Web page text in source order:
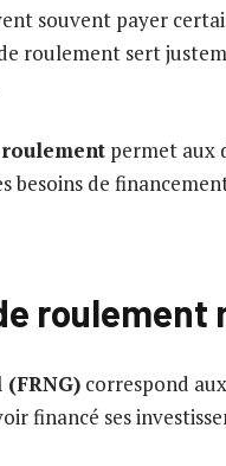
souvent payer
roulement sert
permet aux
besoins de
roulement
correspond
financé ses